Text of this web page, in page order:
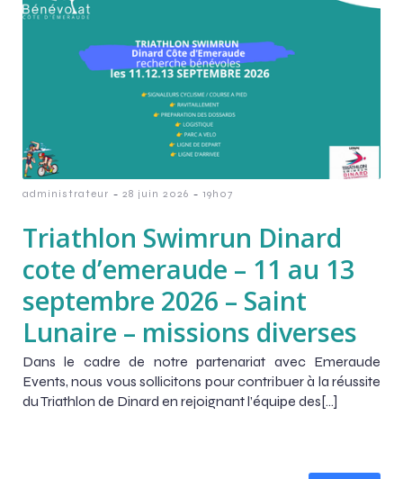
administrateur - 28 juin 2026 - 19h07
Triathlon Swimrun Dinard
cote d’emeraude – 11 au 13
septembre 2026 – Saint
Lunaire – missions diverses
Dans le cadre de notre partenariat avec Emeraude
Events, nous vous sollicitons pour contribuer à la réussite
du Triathlon de Dinard en rejoignant l’équipe des[…]